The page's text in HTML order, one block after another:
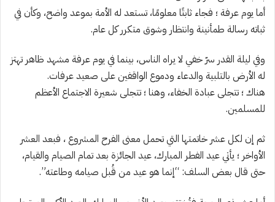
أما يوم عرفة ؛ فجاء ثابتًا معلومًا، تستعد له الأمة بموعد واضح، وكأن في
ثباته رسالة طمأنينة وانتظار وشوق متكرر كل عام.
وفي ليلة القدر سرّ خفي لا يراه الناس، بينما في يوم عرفة مشهد ظاهر تهتز
له الأرض بالتلبية والدعاء ودموع الواقفين على صعيد عرفات.
هناك ؛ تتجلى عبادة الخفاء، وهنا ؛ تتجلى شعيرة الاجتماع الأعظم
للمسلمين.
ثم إن لكل عشر خاتمتها التي تحمل معنى الفرح المشروع ، فبعد العشر
الأواخر ؛ يأتي عيد الفطر المبارك، عيد الجائزة بعد تمام الصيام والقيام،
حتى قال بعض السلف: “إنما هو عيد من قُبل صيامه وطاعته”.